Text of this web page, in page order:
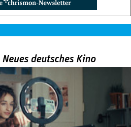
deutsches Kino